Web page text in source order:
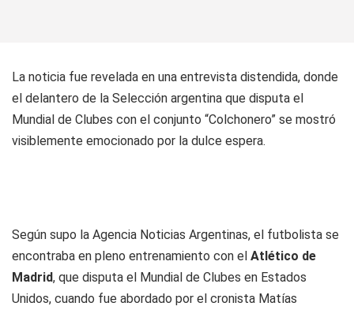
La noticia fue revelada en una entrevista distendida, donde
el delantero de la Selección argentina que disputa el
Mundial de Clubes con el conjunto “Colchonero” se mostró
visiblemente emocionado por la dulce espera.
Según supo la Agencia Noticias Argentinas, el futbolista se
encontraba en pleno entrenamiento con el Atlético de
Madrid, que disputa el Mundial de Clubes en Estados
Unidos, cuando fue abordado por el cronista Matías